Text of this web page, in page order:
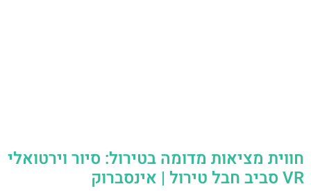
חווית מציאות מדומה בטירול: סיור וירטואלי
VR סביב חבל טירול | אינסברוק